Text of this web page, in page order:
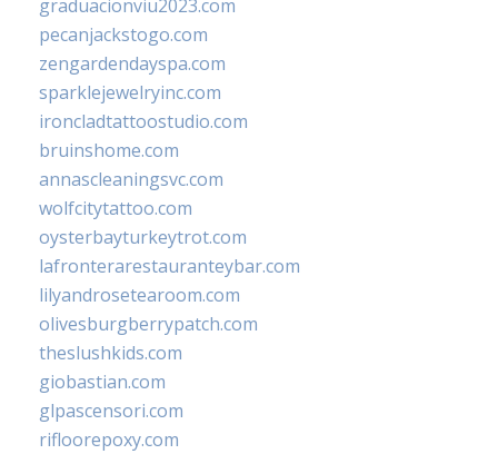
graduacionviu2023.com
pecanjackstogo.com
zengardendayspa.com
sparklejewelryinc.com
ironcladtattoostudio.com
bruinshome.com
annascleaningsvc.com
wolfcitytattoo.com
oysterbayturkeytrot.com
lafronterarestauranteybar.com
lilyandrosetearoom.com
olivesburgberrypatch.com
theslushkids.com
giobastian.com
glpascensori.com
rifloorepoxy.com